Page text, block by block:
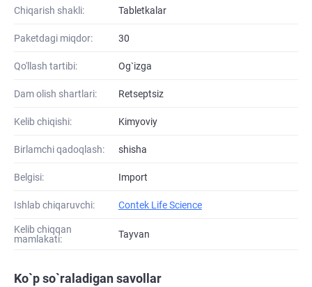
Chiqarish shakli: Tabletkalar
Paketdagi miqdor: 30
Qo'llash tartibi: Og`izga
Dam olish shartlari: Retseptsiz
Kelib chiqishi: Kimyoviy
Birlamchi qadoqlash: shisha
Belgisi: Import
Ishlab chiqaruvchi: Contek Life Science
Kelib chiqqan
mamlakati:
Tayvan
Ko`p so`raladigan savollar